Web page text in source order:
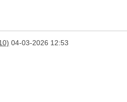
04-03-2026 12:53